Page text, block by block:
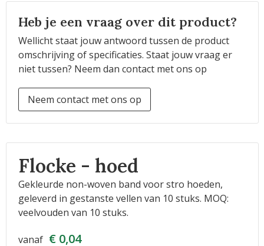
Heb je een vraag over dit product?
Wellicht staat jouw antwoord tussen de product
omschrijving of specificaties. Staat jouw vraag er
niet tussen? Neem dan contact met ons op
Neem contact met ons op
Flocke - hoed
Gekleurde non-woven band voor stro hoeden,
geleverd in gestanste vellen van 10 stuks. MOQ:
veelvouden van 10 stuks.
vanaf € 0,04